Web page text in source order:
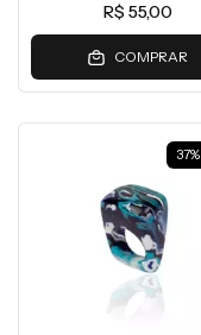
R$ 55,00
COMPRAR
37%